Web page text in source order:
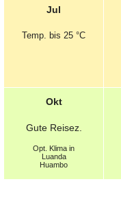
Jul
Temp. bis 25 °C
Okt
Gute Reisez.
Opt. Klima in
Luanda
Huambo